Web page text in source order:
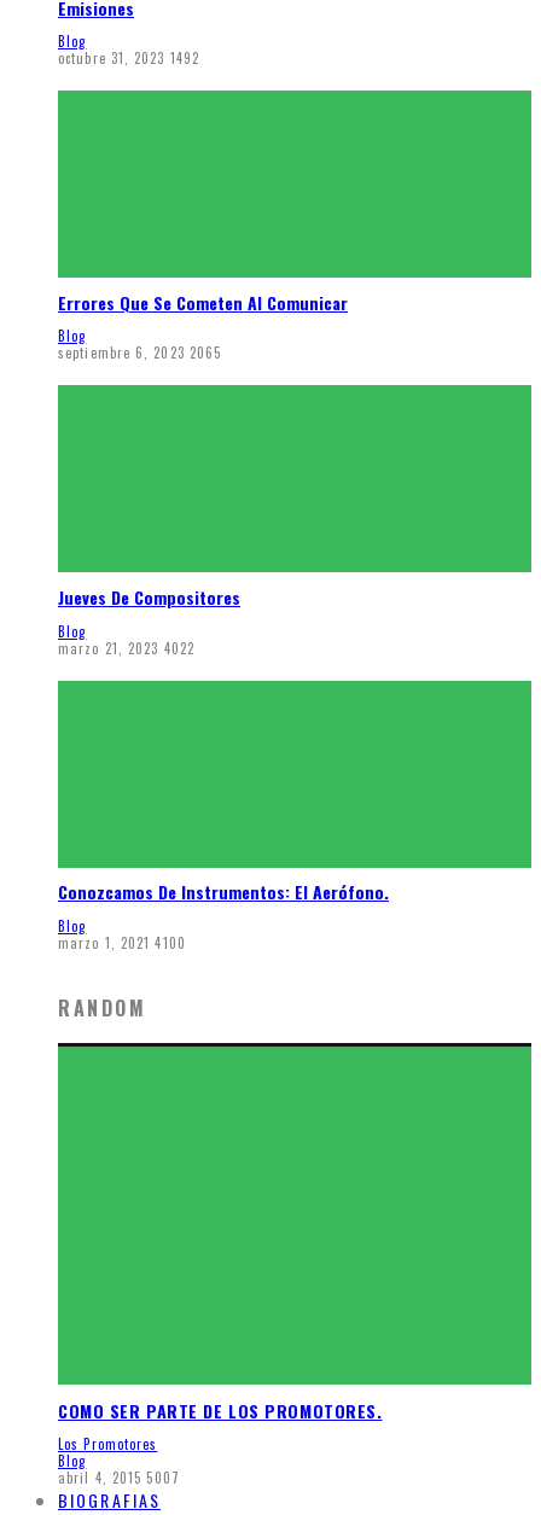
Emisiones
Blog
octubre 31, 2023 1492
Errores Que Se Cometen Al Comunicar
Blog
septiembre 6, 2023 2065
Jueves De Compositores
Blog
marzo 21, 2023 4022
Conozcamos De Instrumentos: El Aerófono.
Blog
marzo 1, 2021 4100
RANDOM
COMO SER PARTE DE LOS PROMOTORES.
Los Promotores
Blog
abril 4, 2015 5007
BIOGRAFIAS